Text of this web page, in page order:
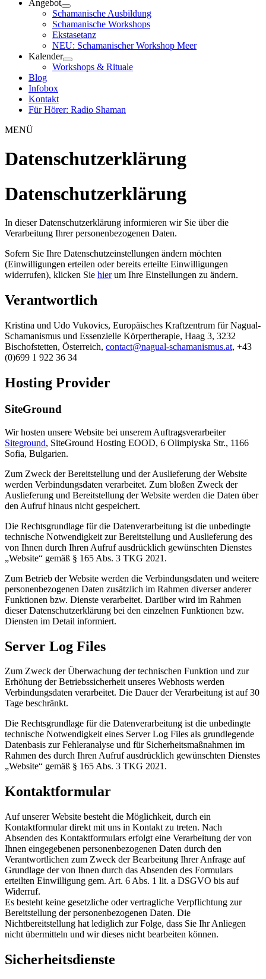
Angebot
Schamanische Ausbildung
Schamanische Workshops
Ekstasetanz
NEU: Schamanischer Workshop Meer
Kalender
Workshops & Rituale
Blog
Infobox
Kontakt
Für Hörer: Radio Shaman
MENÜ
Datenschutzerklärung
Datenschutzerklärung
In dieser Datenschutzerklärung informieren wir Sie über die
Verarbeitung Ihrer personenbezogenen Daten.
Sofern Sie Ihre Datenschutzeinstellungen ändern möchten
(Einwilligungen erteilen oder bereits erteilte Einwilligungen
widerrufen), klicken Sie hierum Ihre Einstellungen zu ändern.
Verantwortlich
Kristina und Udo Vukovics, Europäisches Kraftzentrum für Nagual-
Schamanismus und Essenzielle Körpertherapie, Haag 3, 3232
Bischofstetten, Österreich, contact@nagual-schamanismus.at, +43
(0)699 1 922 36 34
Hosting Provider
SiteGround
Wir hosten unsere Website bei unserem Auftragsverarbeiter
Siteground, SiteGround Hosting EOOD, 6 Olimpiyska Str., 1166
Sofia, Bulgarien.
Zum Zweck der Bereitstellung und der Auslieferung der Website
werden Verbindungsdaten verarbeitet. Zum bloßen Zweck der
Auslieferung und Bereitstellung der Website werden die Daten über
den Aufruf hinaus nicht gespeichert.
Die Rechtsgrundlage für die Datenverarbeitung ist die unbedingte
technische Notwendigkeit zur Bereitstellung und Auslieferung des
von Ihnen durch Ihren Aufruf ausdrücklich gewünschten Dienstes
„Website“ gemäß § 165 Abs. 3 TKG 2021.
Zum Betrieb der Website werden die Verbindungsdaten und weitere
personenbezogenen Daten zusätzlich im Rahmen diverser anderer
Funktionen bzw. Dienste verarbeitet. Darüber wird im Rahmen
dieser Datenschutzerklärung bei den einzelnen Funktionen bzw.
Diensten im Detail informiert.
Server Log Files
Zum Zweck der Überwachung der technischen Funktion und zur
Erhöhung der Betriebssicherheit unseres Webhosts werden
Verbindungsdaten verarbeitet. Die Dauer der Verarbeitung ist auf 30
Tage beschränkt.
Die Rechtsgrundlage für die Datenverarbeitung ist die unbedingte
technische Notwendigkeit eines Server Log Files als grundlegende
Datenbasis zur Fehleranalyse und für Sicherheitsmaßnahmen im
Rahmen des durch Ihren Aufruf ausdrücklich gewünschten Dienstes
„Website“ gemäß § 165 Abs. 3 TKG 2021.
Kontaktformular
Auf unserer Website besteht die Möglichkeit, durch ein
Kontaktformular direkt mit uns in Kontakt zu treten. Nach
Absenden des Kontaktformulars erfolgt eine Verarbeitung der von
Ihnen eingegebenen personenbezogenen Daten durch den
Verantwortlichen zum Zweck der Bearbeitung Ihrer Anfrage auf
Grundlage der von Ihnen durch das Absenden des Formulars
erteilten Einwilligung gem. Art. 6 Abs. 1 lit. a DSGVO bis auf
Widerruf.
Es besteht keine gesetzliche oder vertragliche Verpflichtung zur
Bereitstellung der personenbezogenen Daten. Die
Nichtbereitstellung hat lediglich zur Folge, dass Sie Ihr Anliegen
nicht übermitteln und wir dieses nicht bearbeiten können.
Sicherheitsdienste